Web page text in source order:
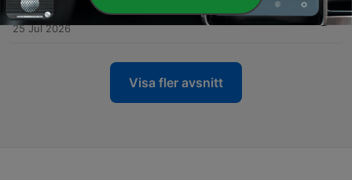
84 - Sommaravsnitt! Historiska tårtor
25 Jul 2026
Visa fler avsnitt